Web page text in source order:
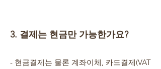
3. 결제는 현금만 가능한가요?
- 현금결제는 물론 계좌이체, 카드결제(VAT